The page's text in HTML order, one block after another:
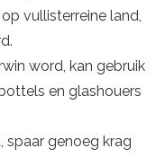
vullisterreine land,
word, kan gebruik
en glashouers
spaar genoeg krag